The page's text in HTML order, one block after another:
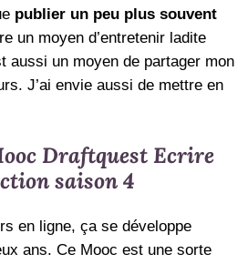
publier un peu plus souvent
un moyen d’entretenir ladite
aussi un moyen de partager mon
J’ai envie aussi de mettre en
Draftquest Ecrire
saison 4
en ligne, ça se développe
ans. Ce Mooc est une sorte